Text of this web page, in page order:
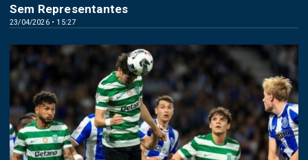
23/04/2026 • 15:27
Sem Representantes